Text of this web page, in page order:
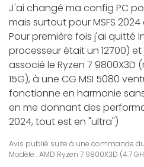
J'ai changé ma config PC
mais surtout pour MSFS
Pour première fois j'ai quitté
processeur était un 12700)
associé le Ryzen 7 9800X3D
15G), à une CG MSI 5080
fonctionne en harmonie
en me donnant des
2024, tout est en "ultra")
Avis publié suite à une commande du
Modèle : AMD Ryzen 7 9800X3D (4.7